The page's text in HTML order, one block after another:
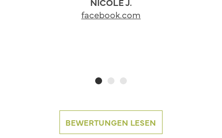
facebook.com
BEWERTUNGEN LESEN